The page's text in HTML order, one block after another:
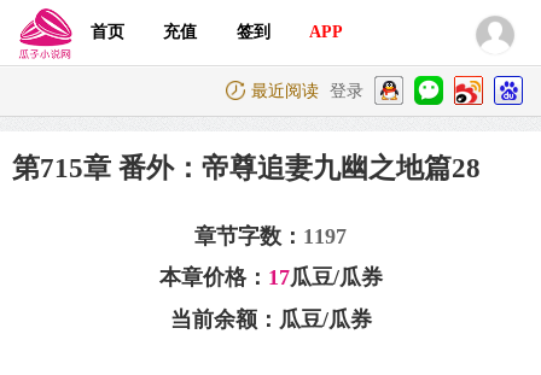
首页 充值 签到 APP
最近阅读 登录
第715章 番外：帝尊追妻九幽之地篇28
章节字数： 1197
本章价格： 17瓜豆/瓜券
当前余额： 瓜豆/瓜券